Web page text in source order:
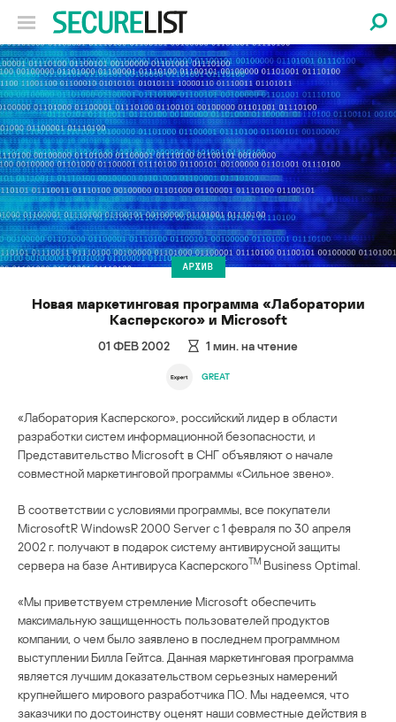
АРХИВ
Новая маркетинговая программа «Лаборатории
Касперского» и Microsoft
01 ФЕВ 2002 1 мин. на чтение
GREAT
«Лаборатория Касперского», российский лидер в области
разработки систем информационной безопасности, и
Представительство Microsoft в СНГ объявляют о начале
совместной маркетинговой программы «Сильное звено».
В соответствии с условиями программы, все покупатели
MicrosoftR WindowsR 2000 Server с 1 февраля по 30 апреля
2002 г. получают в подарок систему антивирусной защиты
сервера на базе Антивируса КасперскогоTM Business Optimal.
«Мы приветствуем стремление Microsoft обеспечить
максимальную защищенность пользователей продуктов
компании, о чем было заявлено в последнем программном
выступлении Билла Гейтса. Данная маркетинговая программа
является лучшим доказательством серьезных намерений
крупнейшего мирового разработчика ПО. Мы надеемся, что
заказчики по достоинству оценят наши совместные действия в